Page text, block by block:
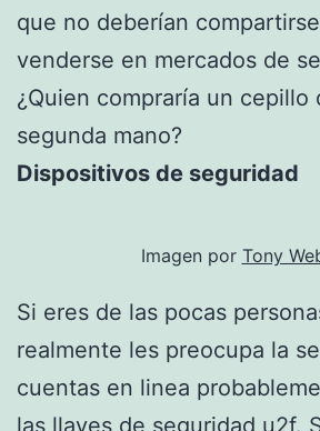
que no deberían
venderse en mercados de
¿Quien compraría un cepillo
segunda mano?
Dispositivos de seguridad
Imagen por Tony
Si eres de las pocas
realmente les preocupa la
cuentas en linea
las llaves de seguridad u2f.